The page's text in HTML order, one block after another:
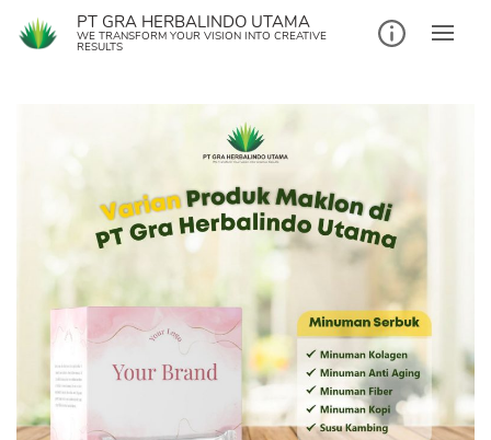
PT GRA HERBALINDO UTAMA
WE TRANSFORM YOUR VISION INTO CREATIVE
RESULTS